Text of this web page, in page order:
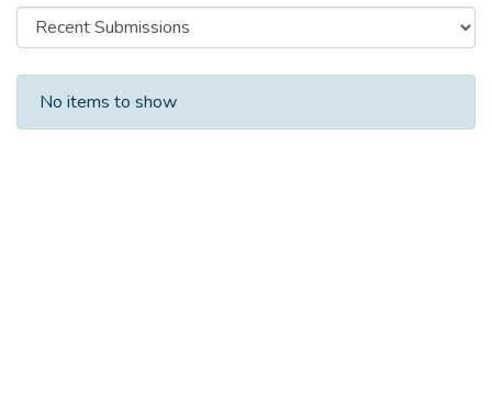
Recent Submissions
No items to show